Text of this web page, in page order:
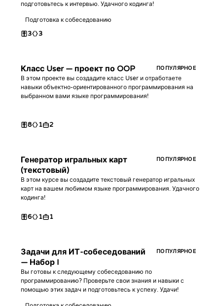
подготовьтесь к интервью. Удачного кодинга!
Подготовка к собеседованию
3 3
Класс User — проект по OOP ПОПУЛЯРНОЕ
В этом проекте вы создадите класс User и отработаете
навыки объектно-ориентированного программирования на
выбранном вами языке программирования!
8 1 2
Генератор игральных карт
(текстовый)
ПОПУЛЯРНОЕ
В этом курсе вы создадите текстовый генератор игральных
карт на вашем любимом языке программирования. Удачного
кодинга!
6 1 1
Задачи для ИТ-собеседований
— Набор I
ПОПУЛЯРНОЕ
Вы готовы к следующему собеседованию по
программированию? Проверьте свои знания и навыки с
помощью этих задач и подготовьтесь к успеху. Удачи!